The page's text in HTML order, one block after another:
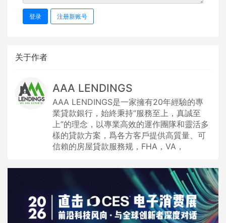
登录 注册新账号
关于作者
AAA LENDINGS
AAA LENDINGS是一家擁有20年經驗的專
業貸款銀行，始終秉持“服務至上，真誠至
上”的理念，以專業高效的運作團隊和靈活多
樣的貸款方案，爲各方客戶提供高質量、可
信賴的房屋貸款服務规，FHA，VA，